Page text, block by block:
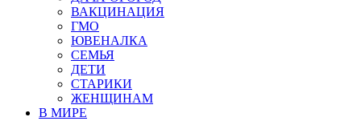
ВАКЦИНАЦИЯ
ГМО
ЮВЕНАЛКА
СЕМЬЯ
ДЕТИ
СТАРИКИ
ЖЕНЩИНАМ
В МИРЕ